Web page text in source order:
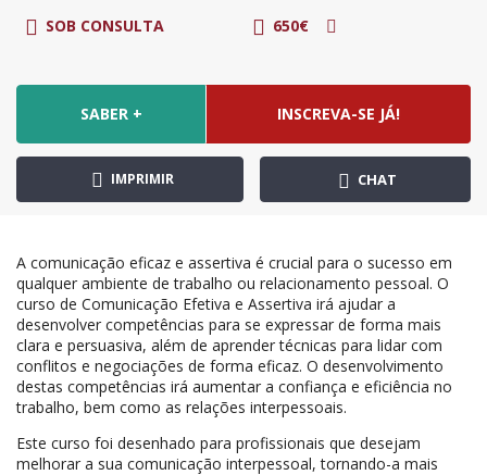
SOB CONSULTA 650€
SABER + INSCREVA-SE JÁ!
IMPRIMIR CHAT
A comunicação eficaz e assertiva é crucial para o sucesso em
qualquer ambiente de trabalho ou relacionamento pessoal. O
curso de Comunicação Efetiva e Assertiva irá ajudar a
desenvolver competências para se expressar de forma mais
clara e persuasiva, além de aprender técnicas para lidar com
conflitos e negociações de forma eficaz. O desenvolvimento
destas competências irá aumentar a confiança e eficiência no
trabalho, bem como as relações interpessoais.
Este curso foi desenhado para profissionais que desejam
melhorar a sua comunicação interpessoal, tornando-a mais